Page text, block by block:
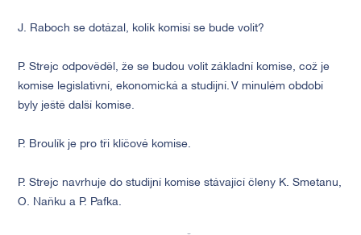
J. Raboch se dotázal, kolik komisí se bude volit?
P. Strejc odpověděl, že se budou volit základní komise, což je
komise legislativní, ekonomická a studijní. V minulém období
byly ještě další komise.
P. Broulík je pro tři klíčové komise.
P. Strejc navrhuje do studijní komise stávající členy K. Smetanu,
O. Naňku a P. Pafka.